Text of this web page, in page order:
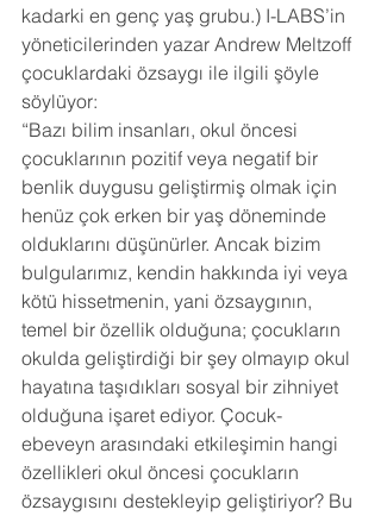
kadarki en genç yaş grubu.) I-LABS’in
yöneticilerinden yazar Andrew Meltzoff
çocuklardaki özsaygı ile ilgili şöyle
söylüyor:
“Bazı bilim insanları, okul öncesi
çocuklarının pozitif veya negatif bir
benlik duygusu geliştirmiş olmak için
henüz çok erken bir yaş döneminde
olduklarını düşünürler. Ancak bizim
bulgularımız, kendin hakkında iyi veya
kötü hissetmenin, yani özsaygının,
temel bir özellik olduğuna; çocukların
okulda geliştirdiği bir şey olmayıp okul
hayatına taşıdıkları sosyal bir zihniyet
olduğuna işaret ediyor. Çocuk-
ebeveyn arasındaki etkileşimin hangi
özellikleri okul öncesi çocukların
özsaygısını destekleyip geliştiriyor? Bu